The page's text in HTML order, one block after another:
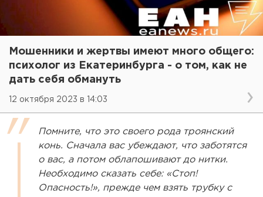
Мошенники и жертвы имеют много общего:
психолог из Екатеринбурга - о том, как не
дать себя обмануть
12 октября 2023 в 14:03
Помните, что это своего рода троянский
конь. Сначала вас убеждают, что заботятся
о вас, а потом облапошивают до нитки.
Необходимо сказать себе: «Стоп!
Опасность!», прежде чем взять трубку с